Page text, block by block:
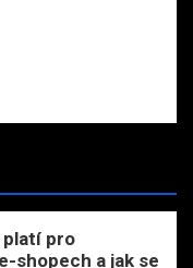
platí pro
shopech a jak se